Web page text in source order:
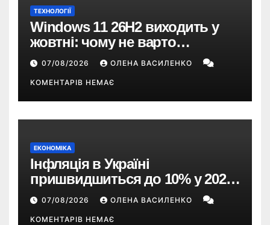
ТЕХНОЛОГІЇ
Windows 11 26H2 виходить у
жовтні: чому не варто
пропускати це оновлення
07/08/2026 ОЛЕНА ВАСИЛЕНКО
КОМЕНТАРІВ НЕМАЄ
ЕКОНОМІКА
Інфляція в Україні
пришвидшиться до 10% у 2026
році — прогноз НБУ
07/08/2026 ОЛЕНА ВАСИЛЕНКО
КОМЕНТАРІВ НЕМАЄ